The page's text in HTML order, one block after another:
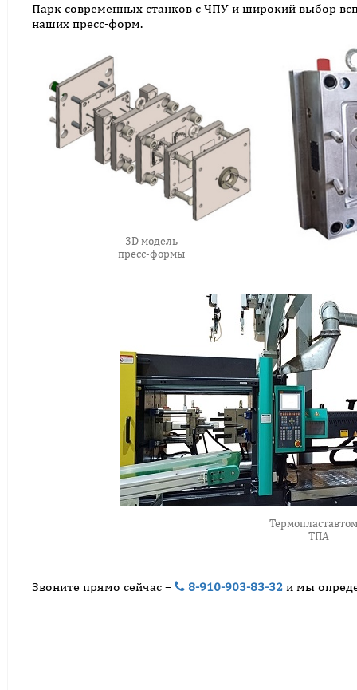
Парк современных станков с ЧПУ и широкий выбор
наших пресс-форм.
3D модель
пресс-формы
ТПА
Звоните прямо сейчас – 8-910-903-83-32 и мы